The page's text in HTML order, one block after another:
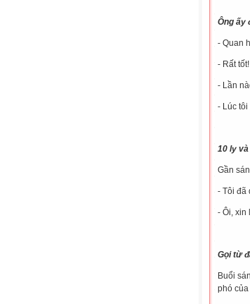
Ông ấy
- Quan
- Rất
- Lần
- Lúc
10 ly
Gần
- Tôi đã
- Ôi, xin
Gọi từ
Buổi
phó